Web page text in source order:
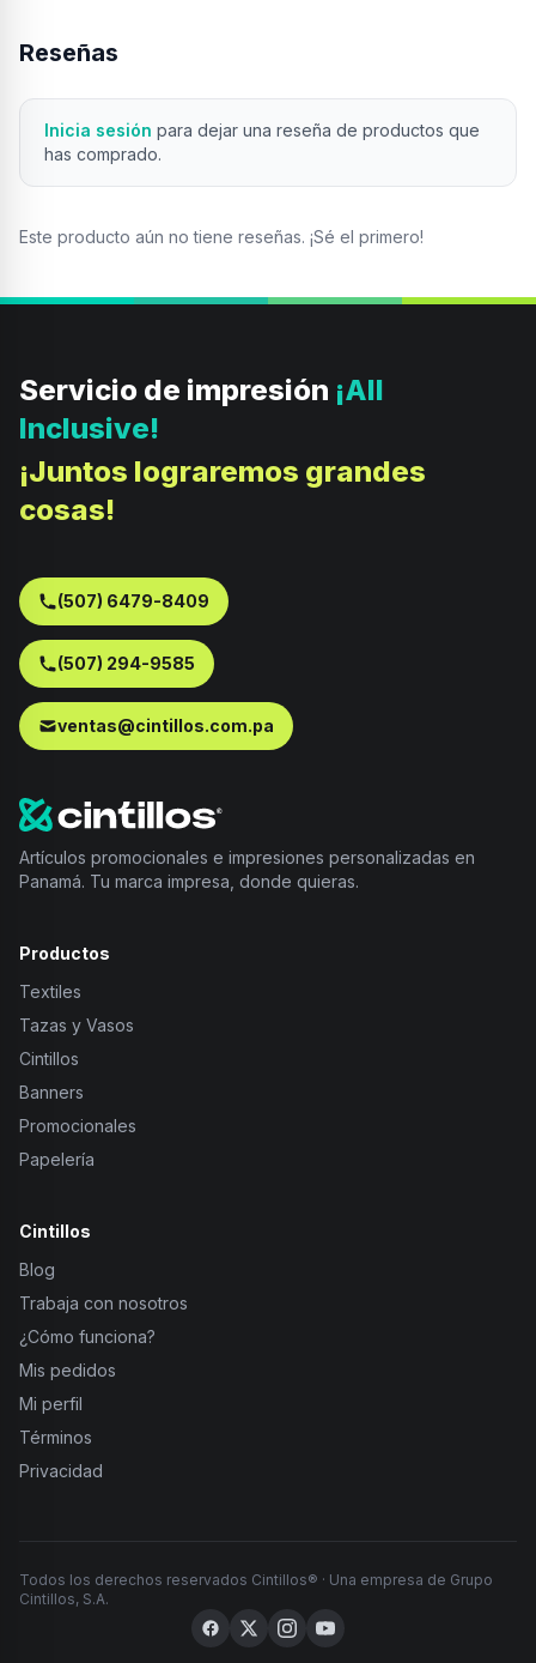
Reseñas
Inicia sesión para dejar una reseña de productos que
has comprado.
Este producto aún no tiene reseñas. ¡Sé el primero!
Servicio de impresión ¡All
Inclusive!
¡Juntos lograremos grandes
cosas!
(507) 6479-8409
(507) 294-9585
ventas@cintillos.com.pa
Artículos promocionales e impresiones personalizadas en
Panamá. Tu marca impresa, donde quieras.
Productos
Textiles
Tazas y Vasos
Cintillos
Banners
Promocionales
Papelería
Cintillos
Blog
Trabaja con nosotros
¿Cómo funciona?
Mis pedidos
Mi perfil
Términos
Privacidad
Todos los derechos reservados Cintillos® · Una empresa de Grupo
Cintillos, S.A.